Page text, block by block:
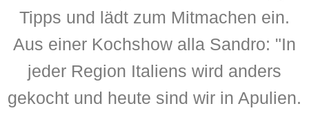
Tipps und lädt zum Mitmachen ein.
Aus einer Kochshow alla Sandro: "In
jeder Region Italiens wird anders
gekocht und heute sind wir in Apulien.